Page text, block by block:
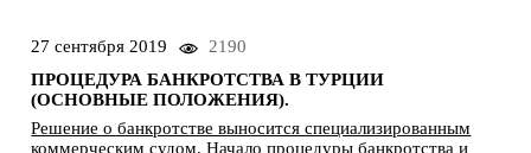
27 сентября 2019
2190
ПРОЦЕДУРА БАНКРОТСТВА В ТУРЦИИ
(ОСНОВНЫЕ ПОЛОЖЕНИЯ).
Решение о банкротстве выносится специализированным
коммерческим судом. Начало процедуры банкротства и